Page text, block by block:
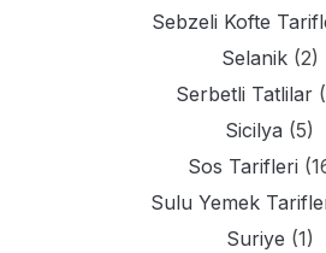
Sebzeli Kofte
Selanik(2)
Serbetli Tatlilar
Sicilya (5)
Sos Tarifleri
Sulu Yemek
Suriye (1)